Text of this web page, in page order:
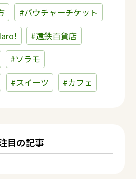
#バウチャーチケット
#遠鉄百貨店
#ソラモ
#スイーツ #カフェ
目の記事